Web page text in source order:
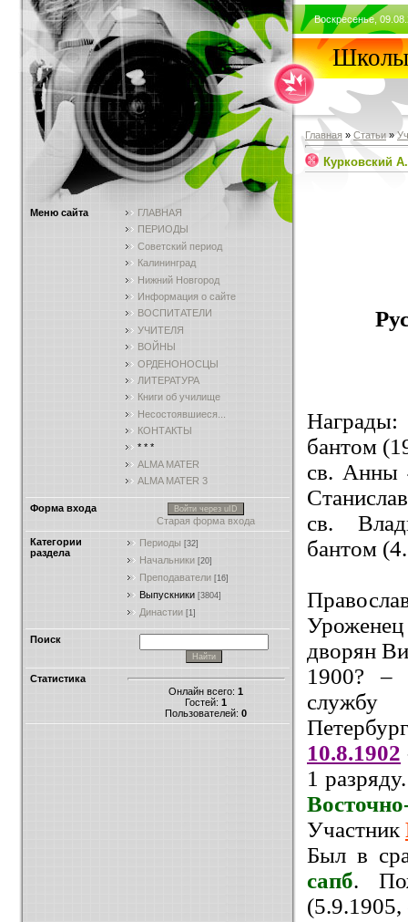
Меню сайта
ГЛАВНАЯ
ПЕРИОДЫ
Советский период
Калининград
Нижний Новгород
Информация о сайте
ВОСПИТАТЕЛИ
УЧИТЕЛЯ
ВОЙНЫ
ОРДЕНОНОСЦЫ
ЛИТЕРАТУРА
Книги об училище
Несостоявшиеся...
КОНТАКТЫ
* * *
ALMA MATER
ALMA MATER 3
Форма входа Войти через uID
Старая форма входа
Категории
раздела
Периоды [32]
Начальники [20]
Преподаватели [16]
Выпускники [3804]
Династии [1]
Поиск
Статистика
Онлайн всего: 1
Гостей: 1
Пользователей: 0
Воскресенье,
Школы
Главная » Статьи »
Курковский
бантом
св. Анны
св.
бантом
Уроженец
дворян
1900? –
10.8.1902
1
Участник
Был в
сапб.
(5.9.1905,